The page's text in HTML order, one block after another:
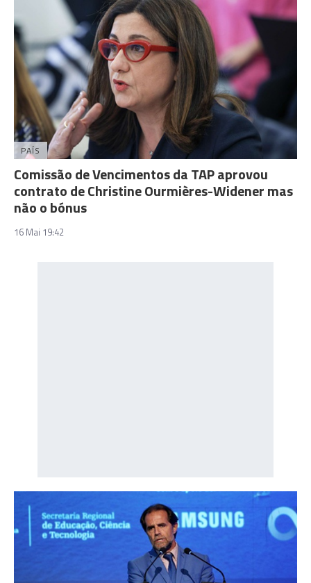
PAÍS
Comissão de Vencimentos da TAP aprovou
contrato de Christine Ourmières-Widener mas
não o bónus
16 Mai 19:42